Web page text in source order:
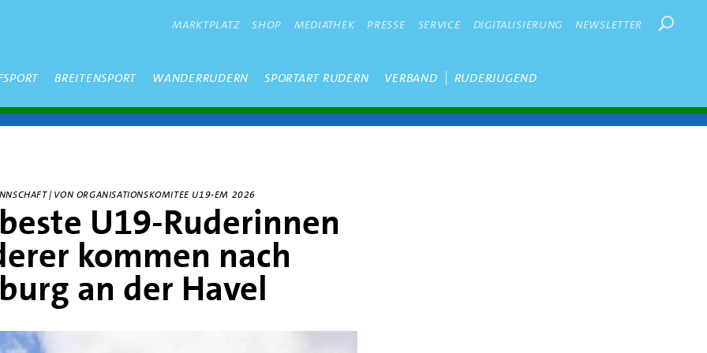
METANAVIGATION
MARKTPLATZ SHOP MEDIATHEK PRESSE SERVICE DIGITALISIERUNG NEWSLETTER
BREITENSPORT WANDERRUDERN SPORTART RUDERN VERBAND RUDERJUGEND
| VON ORGANISATIONSKOMITEE U19-EM 2026
U19-Ruderinnen
kommen nach
an der Havel